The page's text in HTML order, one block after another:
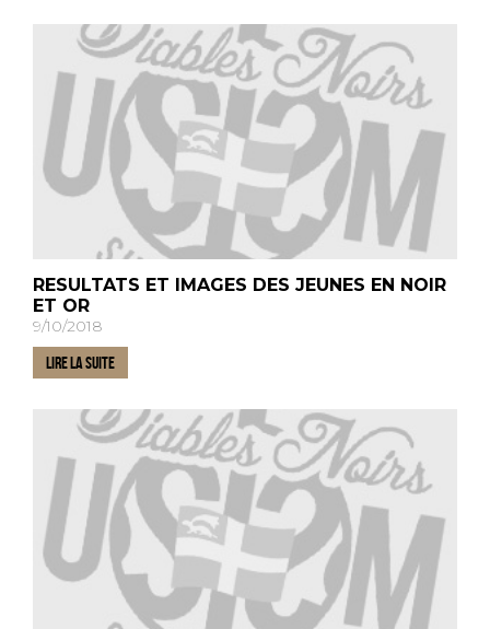
RESULTATS ET IMAGES DES JEUNES EN NOIR
ET OR
9/10/2018
LIRE LA SUITE